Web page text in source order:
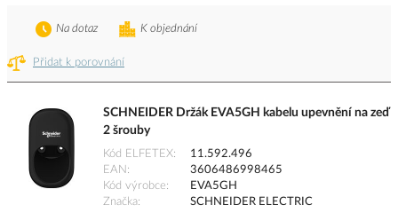
Přidat k porovnání
K objednání
Na dotaz
SCHNEIDER Držák EVA5GH kabelu upevnění na zeď
2 šrouby
Kód ELFETEX
11.592.496
EAN
3606486998465
Kód výrobce
EVA5GH
Značka
SCHNEIDER ELECTRIC